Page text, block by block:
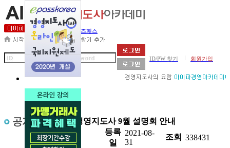
세무사아카데미 | 비즈패스
ID/PW 찾기 회원가입
제목 경영지도사 9월 설명회 안내
첨부
등록
일
2021-08-
31
조회 338431